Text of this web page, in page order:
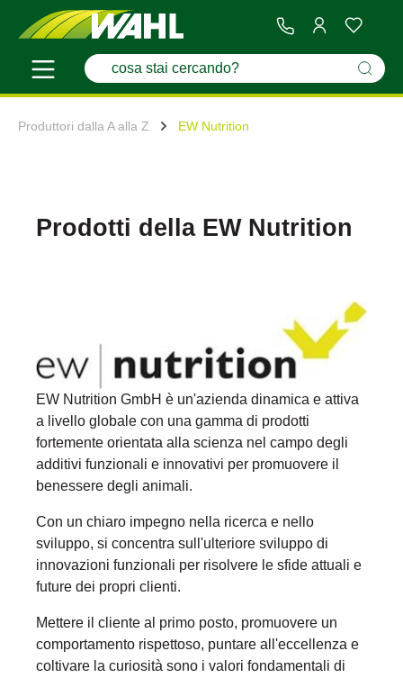
Produttori dalla A alla Z EW Nutrition
Prodotti della EW Nutrition
EW Nutrition GmbH è un'azienda dinamica e attiva
a livello globale con una gamma di prodotti
fortemente orientata alla scienza nel campo degli
additivi funzionali e innovativi per promuovere il
benessere degli animali.
Con un chiaro impegno nella ricerca e nello
sviluppo, si concentra sull'ulteriore sviluppo di
innovazioni funzionali per risolvere le sfide attuali e
future dei propri clienti.
Mettere il cliente al primo posto, promuovere un
comportamento rispettoso, puntare all'eccellenza e
coltivare la curiosità sono i valori fondamentali di